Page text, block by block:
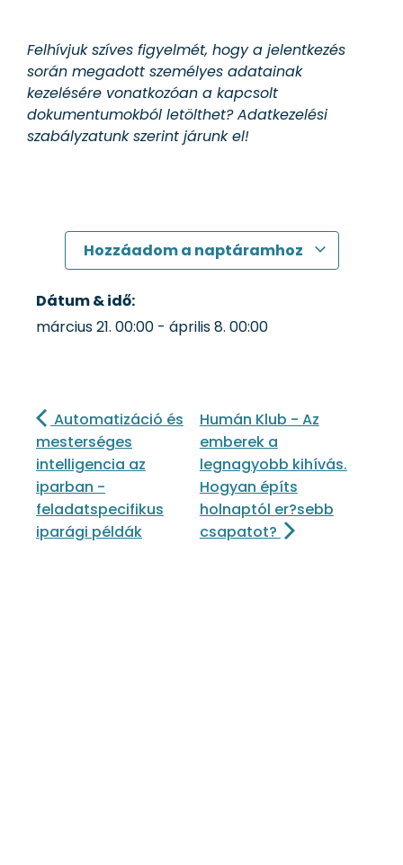
Felhívjuk szíves figyelmét, hogy a jelentkezés
során megadott személyes adatainak
kezelésére vonatkozóan a kapcsolt
dokumentumokból letölthet? Adatkezelési
szabályzatunk szerint járunk el!
Hozzáadom a naptáramhoz
Dátum & idő:
március 21. 00:00 - április 8. 00:00
Automatizáció és
mesterséges
intelligencia az
iparban -
feladatspecifikus
iparági példák
Humán Klub - Az
emberek a
legnagyobb kihívás.
Hogyan építs
holnaptól er?sebb
csapatot?